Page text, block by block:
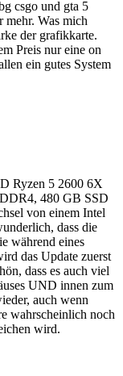
csgo und gta 5
mehr. Was mich
der grafikkarte.
Preis nur eine on
ein gutes System
Ryzen 5 2600 6X
480 GB SSD
von einem Intel
dass die
während eines
das Update zuerst
dass es auch viel
UND innen zum
auch wenn
wahrscheinlich noch
wird.